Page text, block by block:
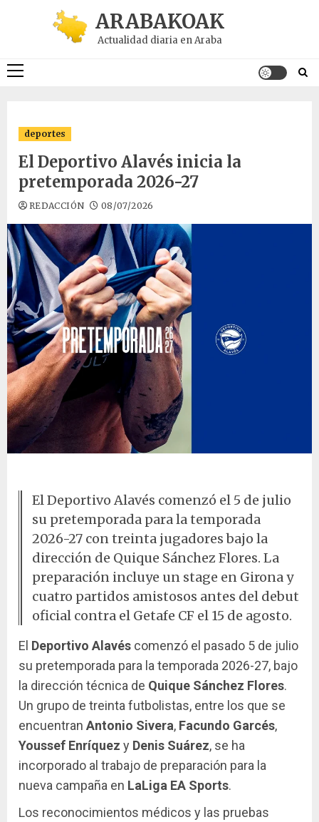
ARABAKOAK
Actualidad diaria en Araba
Menú
deportes
El Deportivo Alavés inicia la
pretemporada 2026-27
REDACCIÓN 08/07/2026
El Deportivo Alavés comenzó el 5 de julio
su pretemporada para la temporada
2026-27 con treinta jugadores bajo la
dirección de Quique Sánchez Flores. La
preparación incluye un stage en Girona y
cuatro partidos amistosos antes del debut
oficial contra el Getafe CF el 15 de agosto.
El Deportivo Alavés comenzó el pasado 5 de julio
su pretemporada para la temporada 2026-27, bajo
la dirección técnica de Quique Sánchez Flores.
Un grupo de treinta futbolistas, entre los que se
encuentran Antonio Sivera, Facundo Garcés,
Youssef Enríquez y Denis Suárez, se ha
incorporado al trabajo de preparación para la
nueva campaña en LaLiga EA Sports.
Los reconocimientos médicos y las pruebas